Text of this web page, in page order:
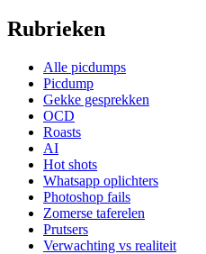
Rubrieken
Alle picdumps
Picdump
Gekke gesprekken
OCD
Roasts
AI
Hot shots
Whatsapp oplichters
Photoshop fails
Zomerse taferelen
Prutsers
Verwachting vs realiteit